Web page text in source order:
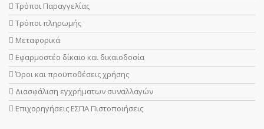
Τρόποι Παραγγελίας
Τρόποι πληρωμής
Μεταφορικά
Εφαρμοστέο δίκαιο και δικαιοδοσία
Όροι και προϋποθέσεις χρήσης
Διασφάλιση εγχρήματων συναλλαγών
Επιχορηγήσεις ΕΣΠΑ Πιστοποιήσεις